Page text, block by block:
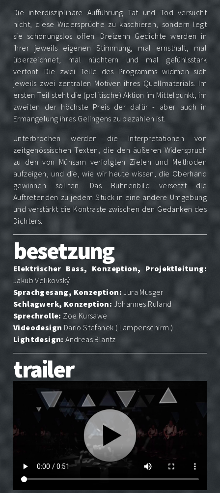
Home
tat
und
tod
besetzung
trailer
bilder
booking
Die interdisziplinäre Aufführung Tat und Tod versucht
nicht, diese Widersprüche zu kaschieren, sondern legt
sie schonungslos offen. Dreizehn Gedichte werden in
ihrer jeweils eigenen Stimmung, mal ernsthaft, mal
überzeichnet, mal nüchtern und mal gefühlsstark
vertont. Die zwei Teile des Programms widmen sich
jeweils zwei zentralen Motiven ihres Quellmaterials. Im
ersten Teil steht die (politische) Aktion im Mittelpunkt, im
zweiten der höchste Preis der dafür - aber auch in
Ermangelung ihres Gelingens zu bezahlen ist.
Unterbrochen werden die Interpretationen von
zeitgenössischen Texten, die den äußeren Widerspruch
zu den von Mühsam verfolgten Zielen und Methoden
aufzeigen, und die, wie wir heute wissen, die Oberhand
gewinnen sollten. Das Bühnenbild versetzt die
Auftretenden zu jedem Stück in eine andere Umgebung
und verstärkt die Kontraste zwischen den Gedanken des
Dichters.
besetzung
Elektrischer Bass, Konzeption, Projektleitung:
Jakub Velikovský
Sprachgesang, Konzeption: Jura Musger
Schlagwerk, Konzeption: Johannes Ruland
Sprechrolle: Zoe Kursawe
Videodesign Dario Stefanek ( Lampenschirm )
Lightdesign: Andreas Blantz
trailer